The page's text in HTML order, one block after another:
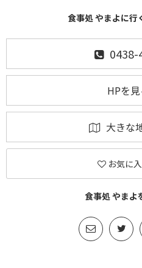
食事処 やまよに行
0438-
HPを見
大きな
お気に
食事処 やまよ